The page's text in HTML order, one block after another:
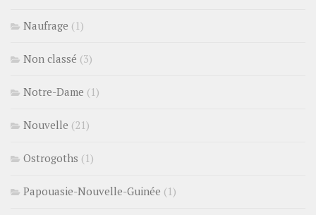
Naufrage (1)
Non classé (3)
Notre-Dame (1)
Nouvelle (21)
Ostrogoths (1)
Papouasie-Nouvelle-Guinée (1)